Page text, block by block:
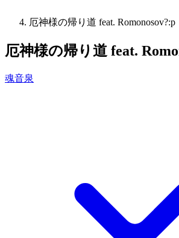
厄神様の帰り道 feat. Romonosov?:p
厄神様の帰り道 feat.
魂音泉